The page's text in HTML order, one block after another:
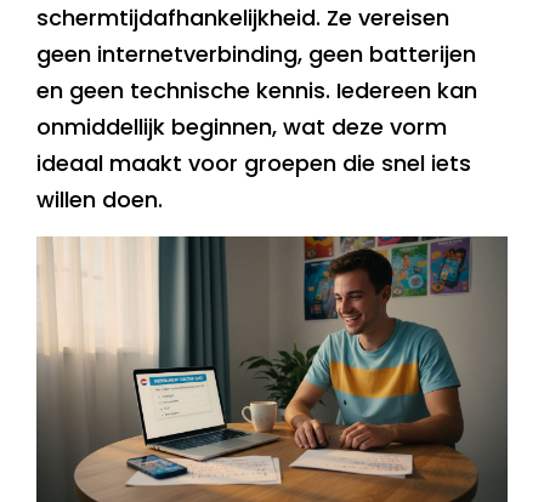
schermtijdafhankelijkheid. Ze vereisen
geen internetverbinding, geen batterijen
en geen technische kennis. Iedereen kan
onmiddellijk beginnen, wat deze vorm
ideaal maakt voor groepen die snel iets
willen doen.